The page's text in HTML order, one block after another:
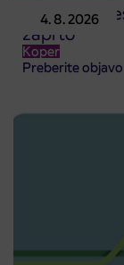
4. 8. 2026
Prodajno
zaprto
Koper
Preberite objavo